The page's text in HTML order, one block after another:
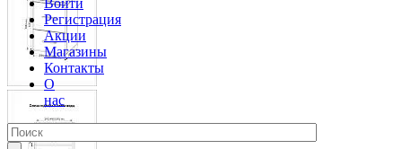
Регистрация
Акции
Магазины
Контакты
О
нас